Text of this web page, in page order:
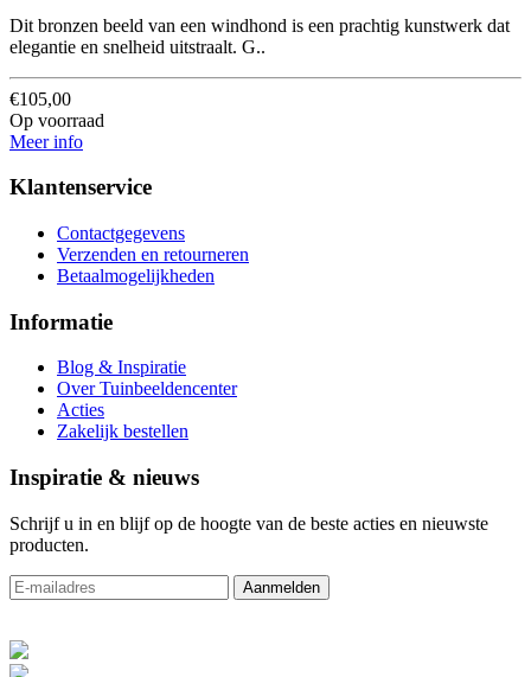
Dit bronzen beeld van een windhond is een prachtig kunstwerk dat
elegantie en snelheid uitstraalt. G..
€105,00
Op voorraad
Meer info
Klantenservice
Contactgegevens
Verzenden en retourneren
Betaalmogelijkheden
Informatie
Blog & Inspiratie
Over Tuinbeeldencenter
Acties
Zakelijk bestellen
Inspiratie & nieuws
Schrijf u in en blijf op de hoogte van de beste acties en nieuwste
producten.
Aanmelden